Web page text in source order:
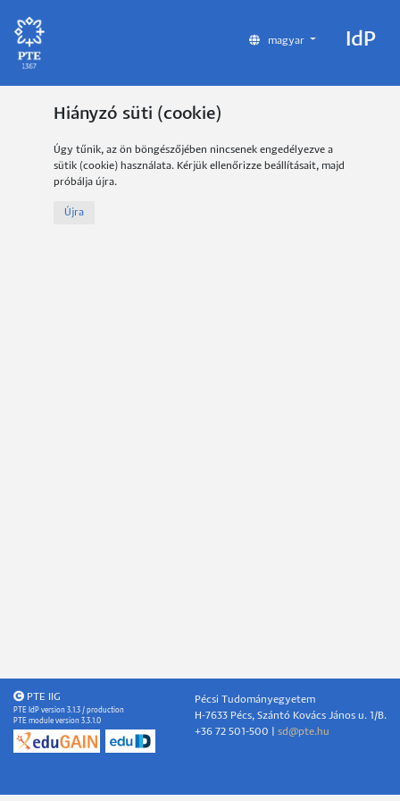
magyar IdP
Hiányzó süti (cookie)
Úgy tűnik, az ön böngészőjében nincsenek engedélyezve a
sütik (cookie) használata. Kérjük ellenőrizze beállításait, majd
próbálja újra.
Újra
PTE IIG
PTE IdP version 3.1.3 / production
PTE module version 3.3.1.0
Pécsi Tudományegyetem
H-7633 Pécs, Szántó Kovács János u. 1/B.
+36 72 501-500 | sd@pte.hu